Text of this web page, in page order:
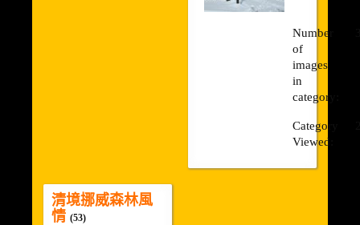
Number
of
images
in
category:
Category
Viewed:
清境挪威森林風
情 (53)